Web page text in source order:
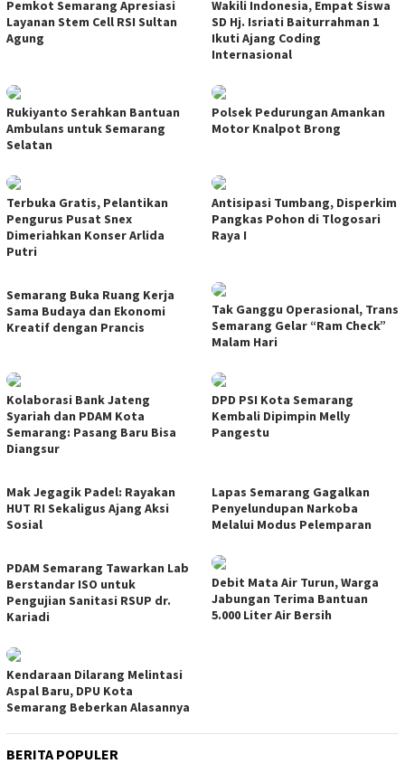
Pemkot Semarang Apresiasi
Layanan Stem Cell RSI Sultan
Agung
Wakili Indonesia, Empat Siswa
SD Hj. Isriati Baiturrahman 1
Ikuti Ajang Coding
Internasional
Rukiyanto Serahkan Bantuan
Ambulans untuk Semarang
Selatan
Polsek Pedurungan Amankan
Motor Knalpot Brong
Terbuka Gratis, Pelantikan
Pengurus Pusat Snex
Dimeriahkan Konser Arlida
Putri
Antisipasi Tumbang, Disperkim
Pangkas Pohon di Tlogosari
Raya I
Semarang Buka Ruang Kerja
Sama Budaya dan Ekonomi
Kreatif dengan Prancis
Tak Ganggu Operasional, Trans
Semarang Gelar “Ram Check”
Malam Hari
Kolaborasi Bank Jateng
Syariah dan PDAM Kota
Semarang: Pasang Baru Bisa
Diangsur
DPD PSI Kota Semarang
Kembali Dipimpin Melly
Pangestu
Mak Jegagik Padel: Rayakan
HUT RI Sekaligus Ajang Aksi
Sosial
Lapas Semarang Gagalkan
Penyelundupan Narkoba
Melalui Modus Pelemparan
PDAM Semarang Tawarkan Lab
Berstandar ISO untuk
Pengujian Sanitasi RSUP dr.
Kariadi
Debit Mata Air Turun, Warga
Jabungan Terima Bantuan
5.000 Liter Air Bersih
Kendaraan Dilarang Melintasi
Aspal Baru, DPU Kota
Semarang Beberkan Alasannya
BERITA POPULER